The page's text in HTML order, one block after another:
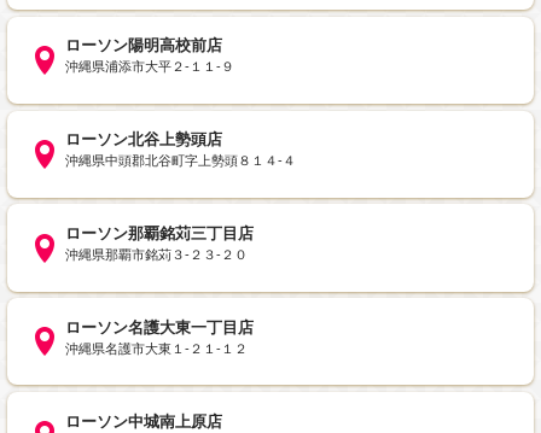
ローソン陽明高校前店
沖縄県浦添市大平２‐１１‐９
ローソン北谷上勢頭店
沖縄県中頭郡北谷町字上勢頭８１４‐４
ローソン那覇銘苅三丁目店
沖縄県那覇市銘苅３‐２３‐２０
ローソン名護大東一丁目店
沖縄県名護市大東１‐２１‐１２
ローソン中城南上原店